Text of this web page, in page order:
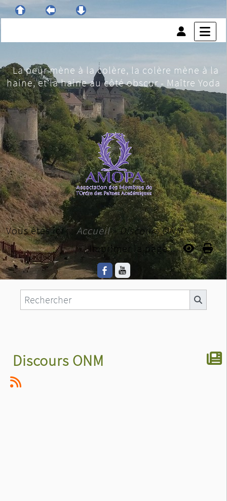
La peur mène à la colère, la colère mène à la
haine, et la haine au côté obscur - Maître Yoda
Vous êtes ici : Accueil»Discours ONM
Imprimer la page...
Discours ONM